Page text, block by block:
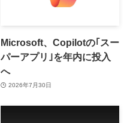
Microsoft、Copilotの｢スー
パーアプリ｣を年内に投入
へ
2026年7月30日